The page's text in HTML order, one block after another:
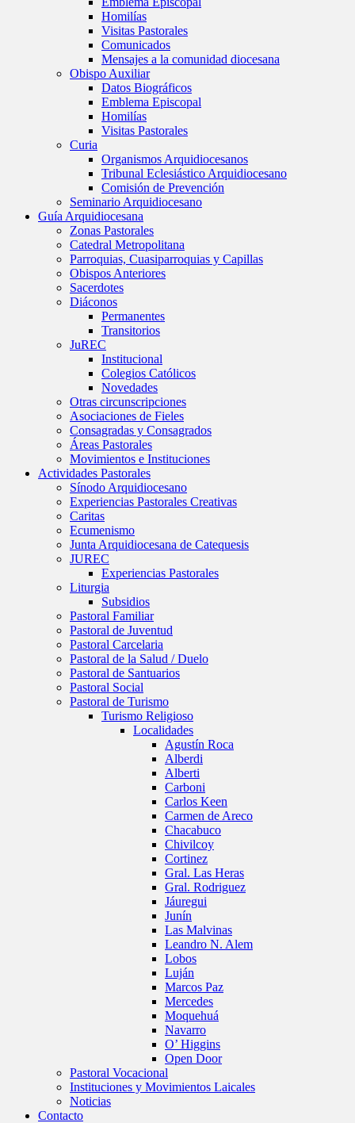
Homilías
Visitas Pastorales
Comunicados
Mensajes a la comunidad diocesana
Obispo Auxiliar
Datos Biográficos
Emblema Episcopal
Homilías
Visitas Pastorales
Curia
Organismos Arquidiocesanos
Tribunal Eclesiástico Arquidiocesano
Comisión de Prevención
Seminario Arquidiocesano
Guía Arquidiocesana
Zonas Pastorales
Catedral Metropolitana
Parroquias, Cuasiparroquias y Capillas
Obispos Anteriores
Sacerdotes
Diáconos
Permanentes
Transitorios
JuREC
Institucional
Colegios Católicos
Novedades
Otras circunscripciones
Asociaciones de Fieles
Consagradas y Consagrados
Áreas Pastorales
Movimientos e Instituciones
Actividades Pastorales
Sínodo Arquidiocesano
Experiencias Pastorales Creativas
Caritas
Ecumenismo
Junta Arquidiocesana de Catequesis
JUREC
Experiencias Pastorales
Liturgia
Subsidios
Pastoral Familiar
Pastoral de Juventud
Pastoral Carcelaria
Pastoral de la Salud / Duelo
Pastoral de Santuarios
Pastoral Social
Pastoral de Turismo
Turismo Religioso
Localidades
Agustín Roca
Alberdi
Alberti
Carboni
Carlos Keen
Carmen de Areco
Chacabuco
Chivilcoy
Cortinez
Gral. Las Heras
Gral. Rodriguez
Jáuregui
Junín
Las Malvinas
Leandro N. Alem
Lobos
Luján
Marcos Paz
Mercedes
Moquehuá
Navarro
O’ Higgins
Open Door
Pastoral Vocacional
Instituciones y Movimientos Laicales
Noticias
Contacto